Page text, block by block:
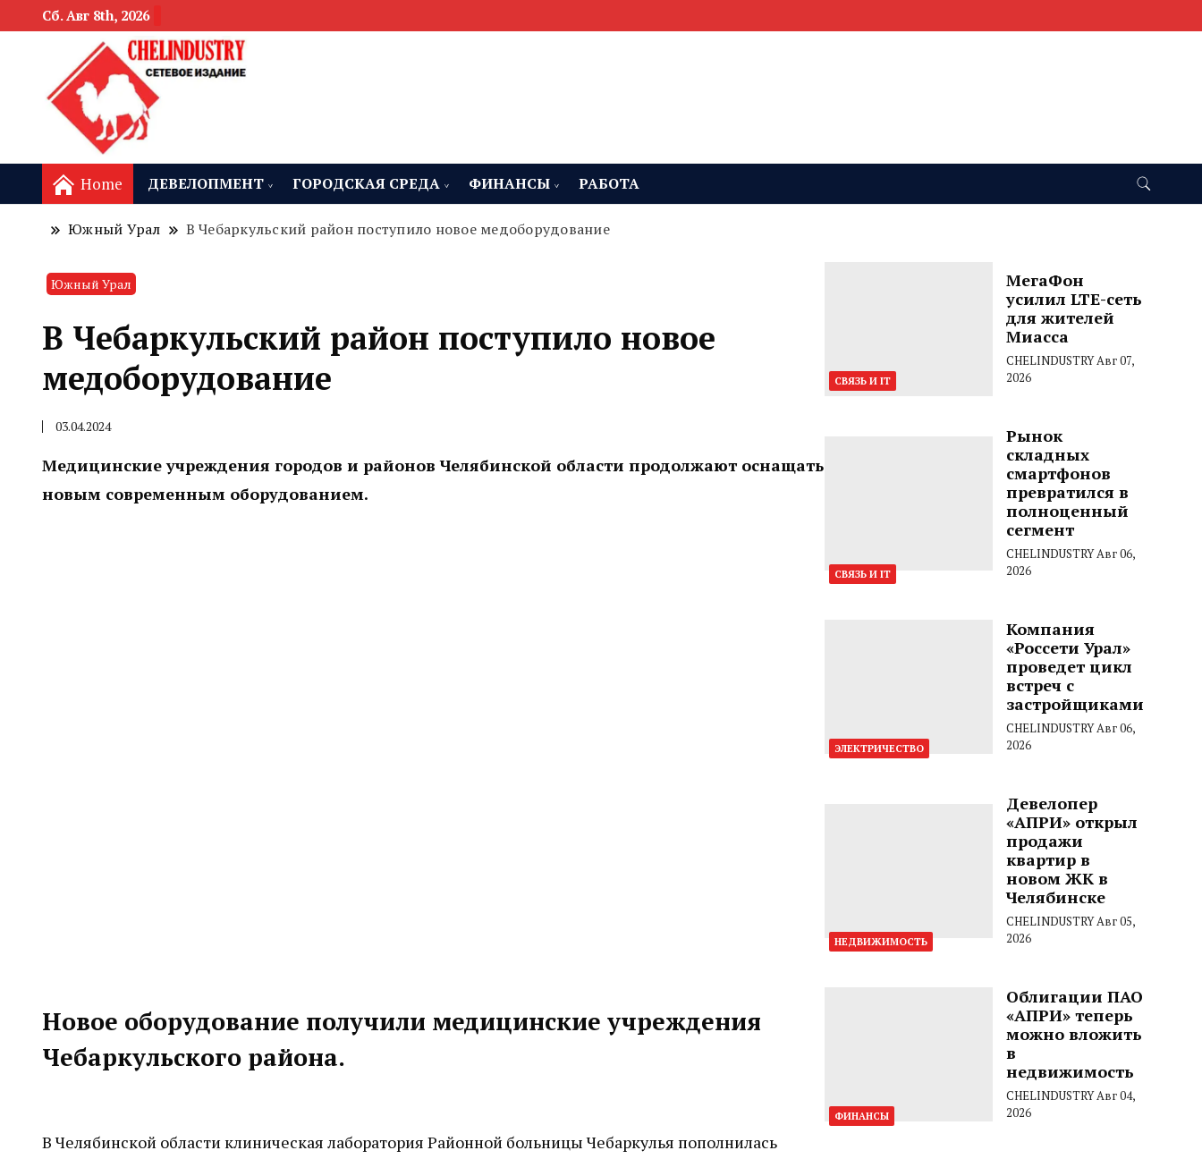
Сб. Авг 8th, 2026
Home ДЕВЕЛОПМЕНТ ГОРОДСКАЯ СРЕДА ФИНАНСЫ РАБОТА
Южный Урал В Чебаркульский район поступило новое медоборудование
Южный Урал
В Чебаркульский район поступило новое
медоборудование
03.04.2024
Медицинские учреждения городов и районов Челябинской области продолжают оснащать
новым современным оборудованием.
Новое оборудование получили медицинские учреждения
Чебаркульского района.
В Челябинской области клиническая лаборатория Районной больницы Чебаркулья пополнилась
СВЯЗЬ И IT
МегаФон
усилил LTE-сеть
для жителей
Миасса
CHELINDUSTRYАвг 07,
2026
СВЯЗЬ И IT
Рынок
складных
смартфонов
превратился в
полноценный
сегмент
CHELINDUSTRYАвг 06,
2026
ЭЛЕКТРИЧЕСТВО
Компания
«Россети Урал»
проведет цикл
встреч с
застройщиками
CHELINDUSTRYАвг 06,
2026
НЕДВИЖИМОСТЬ
Девелопер
«АПРИ» открыл
продажи
квартир в
новом ЖК в
Челябинске
CHELINDUSTRYАвг 05,
2026
ФИНАНСЫ
Облигации ПАО
«АПРИ» теперь
можно вложить
в
недвижимость
CHELINDUSTRYАвг 04,
2026